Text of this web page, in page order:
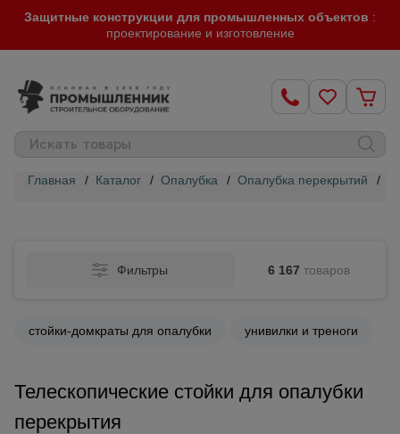
Защитные конструкции для промышленных объектов :
проектирование и изготовление
Главная / Каталог / Опалубка / Опалубка перекрытий /
Фильтры 6 167 товаров
стойки-домкраты для опалубки унивилки и треноги
Телескопические стойки для опалубки
перекрытия